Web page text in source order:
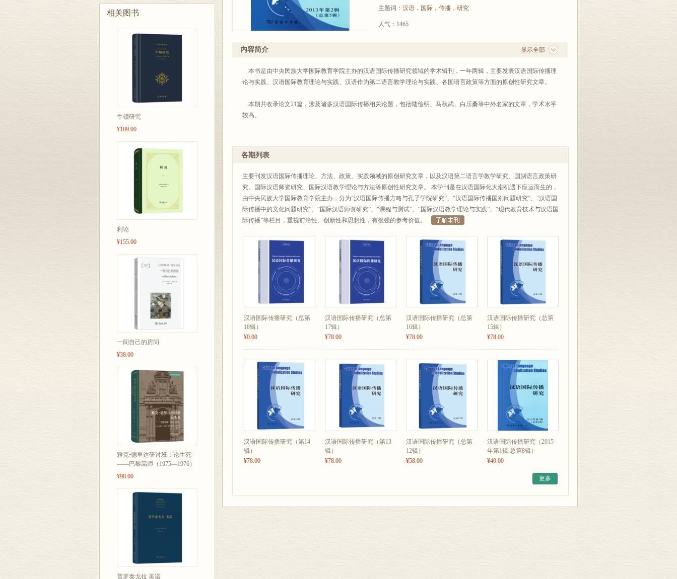
相关图书
牛顿研究
¥109.00
利论
¥155.00
一间自己的房间
¥38.00
雅克•德里达研讨班：论生死
——巴黎高师（1975—1976）
¥98.00
普罗泰戈拉 美诺
主题词： 汉语 ， 国际 ， 传播 ， 研究
人气：1465
显示全部
内容简介
本书是由中央民族大学国际教育学院主办的汉语国际传播研究领域的学术辑刊，一年两辑，主要发表汉语国际传播理
论与实践、汉语国际教育理论与实践、汉语作为第二语言教学理论与实践、各国语言政策等方面的原创性研究文章。
本期共收录论文21篇，涉及诸多汉语国际传播相关论题，包括陆俭明、马秋武、白乐桑等中外名家的文章，学术水平
较高。
各期列表
主要刊发汉语国际传播理论、方法、政策、实践领域的原创研究文章，以及汉语第二语言学教学研究、国别语言政策研
究、国际汉语师资研究、国际汉语教学理论与方法等原创性研究文章。 本学刊是在汉语国际化大潮机遇下应运而生的，
由中央民族大学国际教育学院主办，分为“汉语国际传播方略与孔子学院研究”、“汉语国际传播国别问题研究”、“汉语国
际传播中的文化问题研究”、“国际汉语师资研究”、“课程与测试”、“国际汉语教学理论与实践”、“现代教育技术与汉语国
际传播”等栏目，重视前沿性、创新性和思想性，有很强的参考价值。
汉语国际传播研究（总第
18辑）
¥0.00
汉语国际传播研究（总第
17辑）
¥78.00
汉语国际传播研究（总第
16辑）
¥78.00
汉语国际传播研究（总第
15辑）
¥78.00
汉语国际传播研究（第14
辑）
¥78.00
汉语国际传播研究（第13
辑）
¥78.00
汉语国际传播研究（总第
12辑）
¥58.00
汉语国际传播研究（2015
年第1辑 总第8辑）
¥40.00
更多